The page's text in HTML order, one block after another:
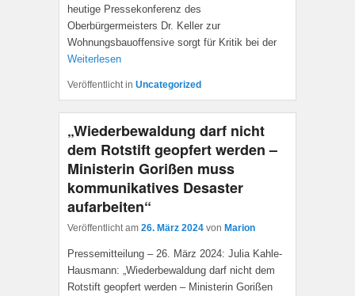
heutige Pressekonferenz des
Oberbürgermeisters Dr. Keller zur
Wohnungsbauoffensive sorgt für Kritik bei der
Weiterlesen
Veröffentlicht in Uncategorized
„Wiederbewaldung darf nicht
dem Rotstift geopfert werden –
Ministerin Gorißen muss
kommunikatives Desaster
aufarbeiten“
Veröffentlicht am 26. März 2024 von Marion
Pressemitteilung – 26. März 2024: Julia Kahle-
Hausmann: „Wiederbewaldung darf nicht dem
Rotstift geopfert werden – Ministerin Gorißen